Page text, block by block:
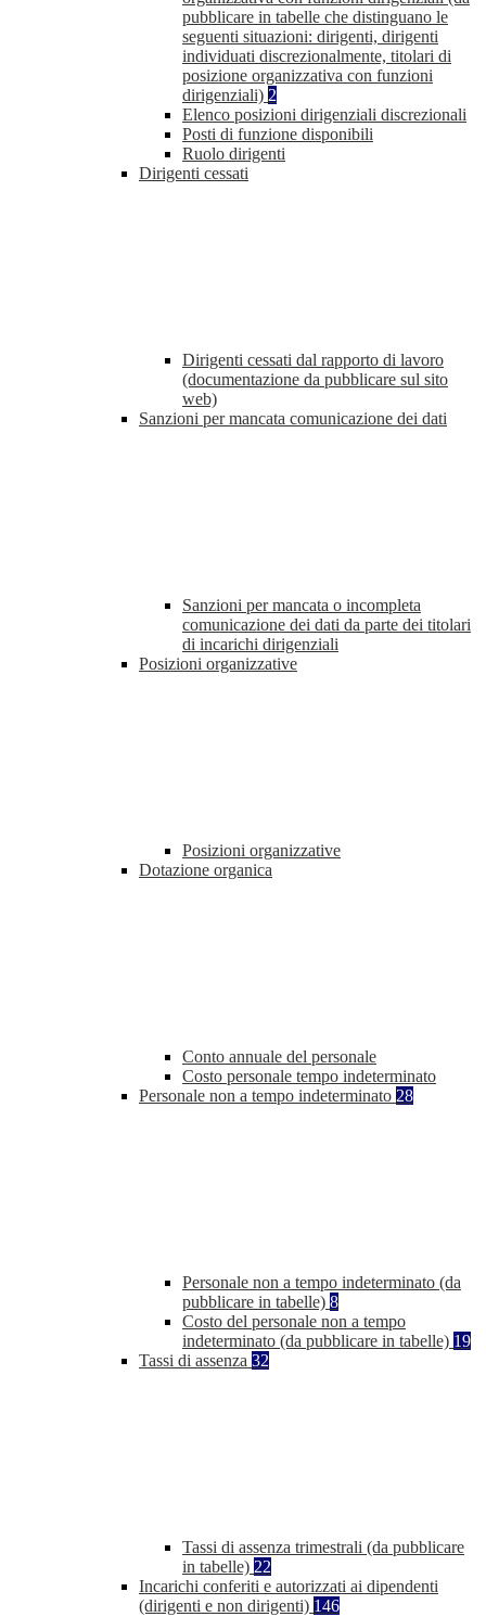
pubblicare in tabelle che distinguano le
seguenti situazioni: dirigenti, dirigenti
individuati discrezionalmente, titolari di
posizione organizzativa con funzioni
dirigenziali) 2
Elenco posizioni dirigenziali discrezionali
Posti di funzione disponibili
Ruolo dirigenti
Dirigenti cessati
Dirigenti cessati dal rapporto di lavoro
(documentazione da pubblicare sul sito
web)
Sanzioni per mancata comunicazione dei dati
Sanzioni per mancata o incompleta
comunicazione dei dati da parte dei titolari
di incarichi dirigenziali
Posizioni organizzative
Posizioni organizzative
Dotazione organica
Conto annuale del personale
Costo personale tempo indeterminato
Personale non a tempo indeterminato 28
Personale non a tempo indeterminato (da
pubblicare in tabelle) 8
Costo del personale non a tempo
indeterminato (da pubblicare in tabelle) 19
Tassi di assenza 32
Tassi di assenza trimestrali (da pubblicare
in tabelle) 22
Incarichi conferiti e autorizzati ai dipendenti
(dirigenti e non dirigenti) 146